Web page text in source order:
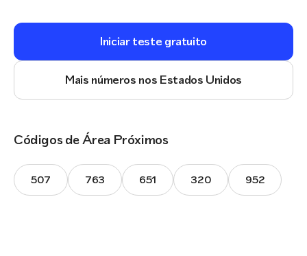
Iniciar teste gratuito
Mais números nos Estados Unidos
Códigos de Área Próximos
507 763 651 320 952